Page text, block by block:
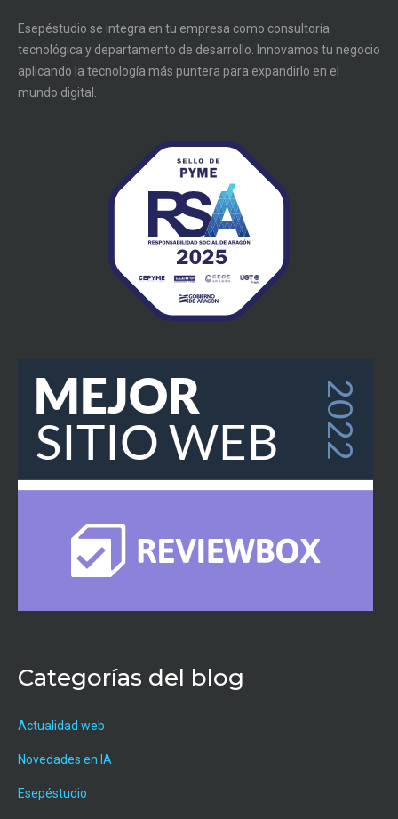
Esepéstudio se integra en tu empresa como consultoría
tecnológica y departamento de desarrollo. Innovamos tu negocio
aplicando la tecnología más puntera para expandirlo en el
mundo digital.
Categorías del blog
Actualidad web
Novedades en IA
Esepéstudio